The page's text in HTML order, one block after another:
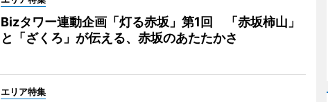
Bizタワー連動企画「灯る赤坂」第1回 「赤坂柿山」
と「ざくろ」が伝える、赤坂のあたたかさ
エリア特集